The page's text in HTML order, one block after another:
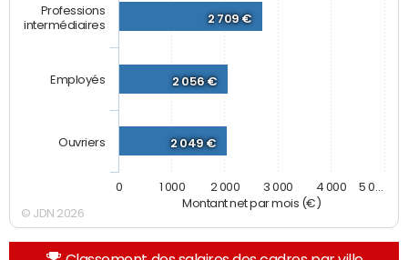
Montant net par mois (€)
2 709 €
2 056 €
2 049 €
Professions
intermédiaires
Employés
Ouvriers
0 1 000 2 000 3 000 4 000 5 0…
© JDN 2026